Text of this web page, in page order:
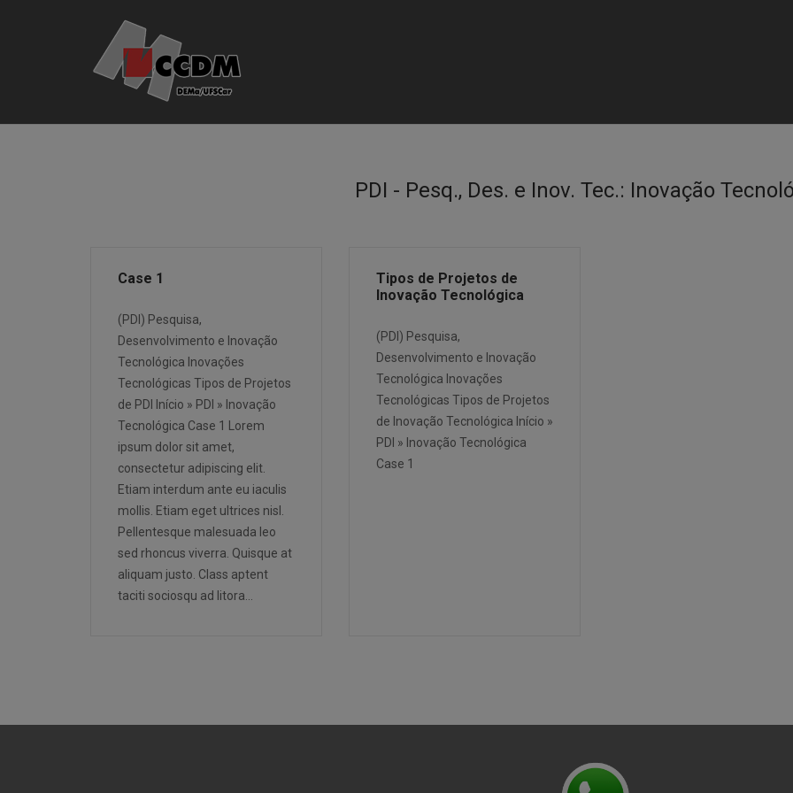
PDI - Pesq., Des. e Inov. Tec.: Inovação
Case 1
(PDI) Pesquisa,
Desenvolvimento e Inovação
Tecnológica Inovações
Tecnológicas Tipos de Projetos
de PDI Início » PDI » Inovação
Tecnológica Case 1 Lorem
ipsum dolor sit amet,
consectetur adipiscing elit.
Etiam interdum ante eu iaculis
mollis. Etiam eget ultrices nisl.
Pellentesque malesuada leo
sed rhoncus viverra. Quisque at
aliquam justo. Class aptent
taciti sociosqu ad litora…
Tipos de Projetos de
Inovação Tecnológica
(PDI) Pesquisa,
Desenvolvimento e Inovação
Tecnológica Inovações
Tecnológicas Tipos de Projetos
de Inovação Tecnológica Início »
PDI » Inovação Tecnológica
Case 1